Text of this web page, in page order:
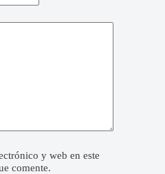
y web en este
comente.